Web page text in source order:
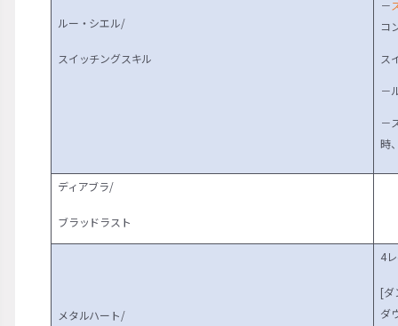
ルー・シエル/
スイッチングスキル
－
コ
ス
－
－
時
ディアブラ/
ブラッドラスト
メタルハート/
4
[ダ
ダ